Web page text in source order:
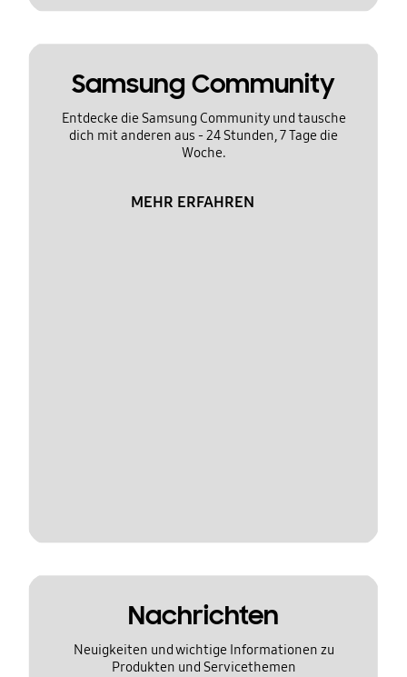
Samsung Community
Entdecke die Samsung Community und tausche
dich mit anderen aus - 24 Stunden, 7 Tage die
Woche.
MEHR ERFAHREN
Nachrichten
Neuigkeiten und wichtige Informationen zu
Produkten und Servicethemen